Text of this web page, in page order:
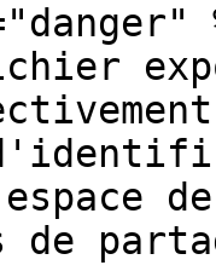
de